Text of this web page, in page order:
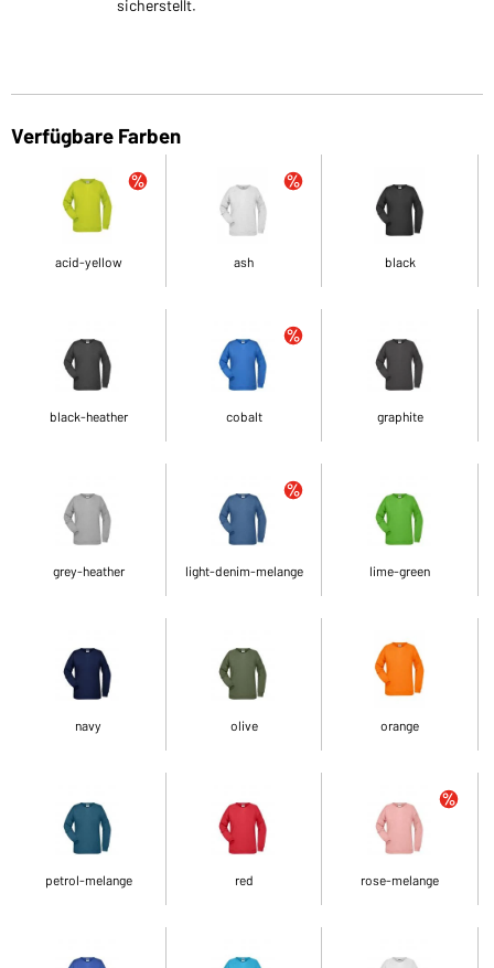
sicherstellt.
Verfügbare Farben
acid-yellow ash black
black-heather cobalt graphite
grey-heather light-denim-melange lime-green
navy olive orange
petrol-melange red rose-melange